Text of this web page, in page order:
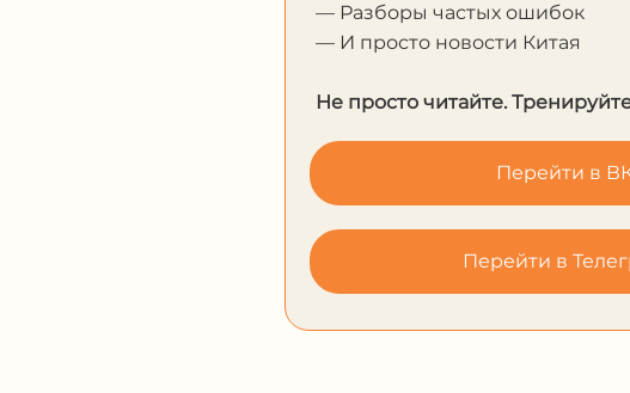
— Разборы частых ошибок
— И просто новости Китая
Не просто читайте.
Перейти в
Перейти в